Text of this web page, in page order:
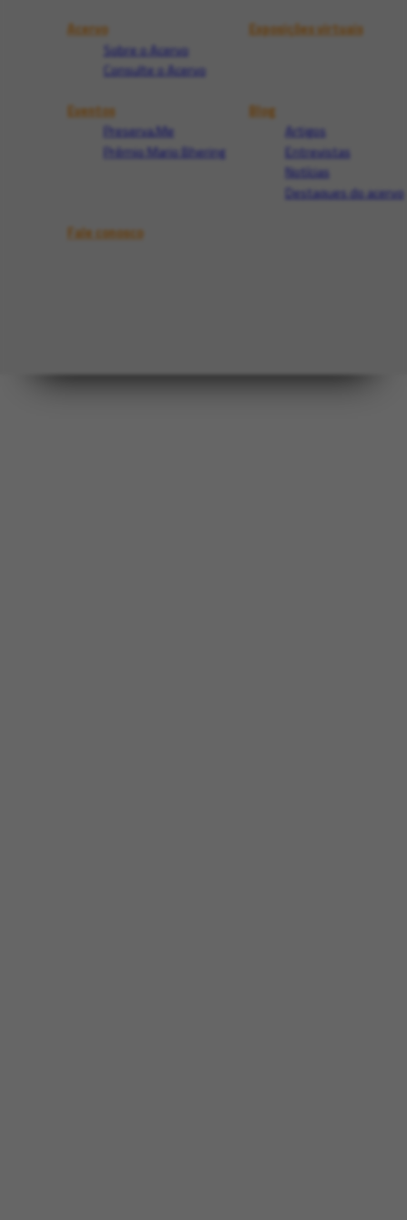
Acervo
Sobre o Acervo
Consulte o Acervo
Exposições virtuais
Eventos
Preserva.Me
Prêmio Mario Bhering
Blog
Artigos
Entrevistas
Notícias
Destaques do acervo
Fale conosco